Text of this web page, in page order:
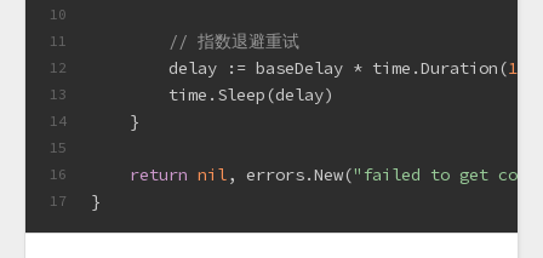
10
11
12
13
14
15
16
17
// 指数退避重试
        delay := baseDelay * time.Duration(
1
        time.Sleep(delay)
    }
return nil, errors.New("failed to get
}